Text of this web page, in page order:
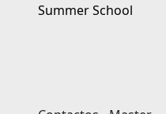
Summer School